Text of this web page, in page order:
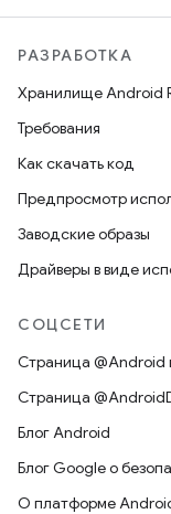
РАЗРАБОТКА
Хранилище Android
Требования
Как скачать код
Предпросмотр
Заводские образы
Драйверы в виде
СОЦСЕТИ
Страница @Android
Страница
Блог Android
Блог Google о
О платформе